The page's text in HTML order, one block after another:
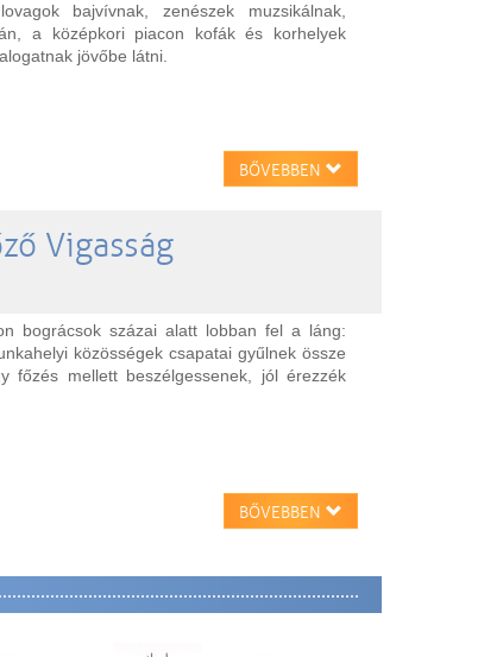
bajvívnak, zenészek muzsikálnak,
a középkori piacon kofák és korhelyek
jövőbe látni.
BŐVEBBEN
Vigasság
bográcsok százai alatt lobban fel a láng:
közösségek csapatai gyűlnek össze
főzés mellett beszélgessenek, jól érezzék
BŐVEBBEN